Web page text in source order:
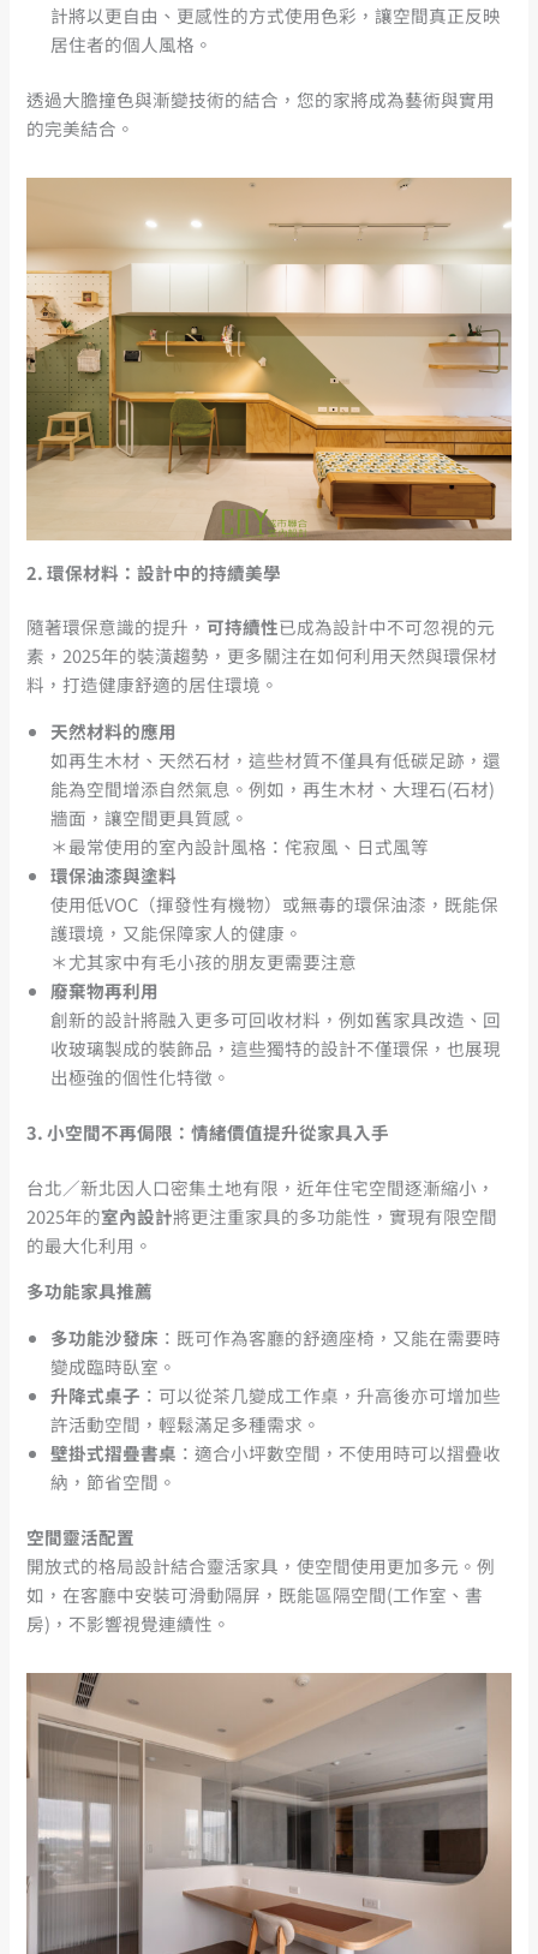
計將以更自由、更感性的方式使用色彩，讓空間真正反映
居住者的個人風格。
透過大膽撞色與漸變技術的結合，您的家將成為藝術與實用
的完美結合。
2.環保材料：設計中的持續美學
隨著環保意識的提升，可持續性已成為設計中不可忽視的元
素，2025年的裝潢趨勢，更多關注在如何利用天然與環保材
料，打造健康舒適的居住環境。
天然材料的應用
如再生木材、天然石材，這些材質不僅具有低碳足跡，還
能為空間增添自然氣息。例如，再生木材、大理石(石材)
牆面，讓空間更具質感。
＊最常使用的室內設計風格：侘寂風、日式風等
環保油漆與塗料
使用低VOC（揮發性有機物）或無毒的環保油漆，既能保
護環境，又能保障家人的健康。
＊尤其家中有毛小孩的朋友更需要注意
廢棄物再利用
創新的設計將融入更多可回收材料，例如舊家具改造、回
收玻璃製成的裝飾品，這些獨特的設計不僅環保，也展現
出極強的個性化特徵。
3.小空間不再侷限：情緒價值提升從家具入手
台北／新北因人口密集土地有限，近年住宅空間逐漸縮小，
2025年的室內設計將更注重家具的多功能性，實現有限空間
的最大化利用。
多功能家具推薦
多功能沙發床 ：既可作為客廳的舒適座椅，又能在需要時
變成臨時臥室。
升降式桌子 ：可以從茶几變成工作桌，升高後亦可增加些
許活動空間，輕鬆滿足多種需求。
壁掛式摺疊書桌 ：適合小坪數空間，不使用時可以摺疊收
納，節省空間。
空間靈活配置
開放式的格局設計結合靈活家具，使空間使用更加多元。例
如，在客廳中安裝可滑動隔屏，既能區隔空間(工作室、書
房)，不影響視覺連續性。